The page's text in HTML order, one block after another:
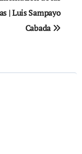
| Luis Sampayo
Cabada